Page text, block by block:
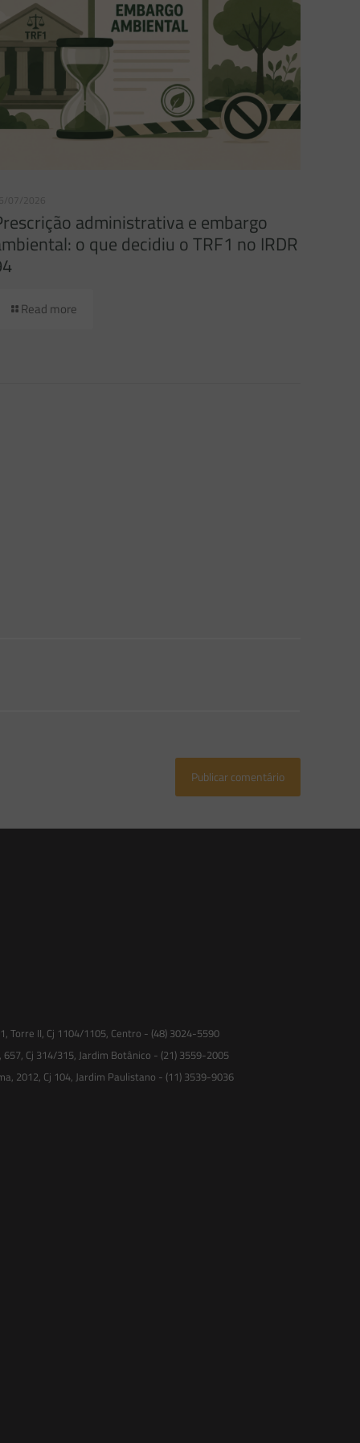
07/2026
administrativa e embargo
o que decidiu o TRF1 no IRDR
Read more
Torre II, Cj 1104/1105, Centro - (48) 3024-5590
Cj 314/315, Jardim Botânico - (21) 3559-2005
2012, Cj 104, Jardim Paulistano - (11) 3539-9036